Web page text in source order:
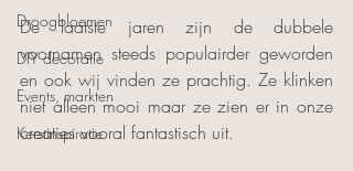
Droogbloemen
DIY decoratie
Events, markten
Kerstinspiratie
De laatste jaren zijn de dubbele
voornamen steeds populairder geworden
en ook wij vinden ze prachtig. Ze klinken
niet alleen mooi maar ze zien er in onze
creaties vooral fantastisch uit.